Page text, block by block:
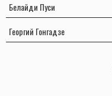
Белайди Пуси
Георгий Гонгадзе